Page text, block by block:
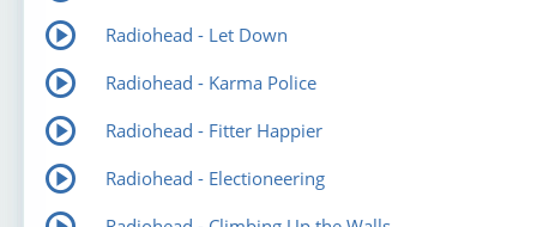
Radiohead - Let Down
Radiohead - Karma Police
Radiohead - Fitter Happier
Radiohead - Electioneering